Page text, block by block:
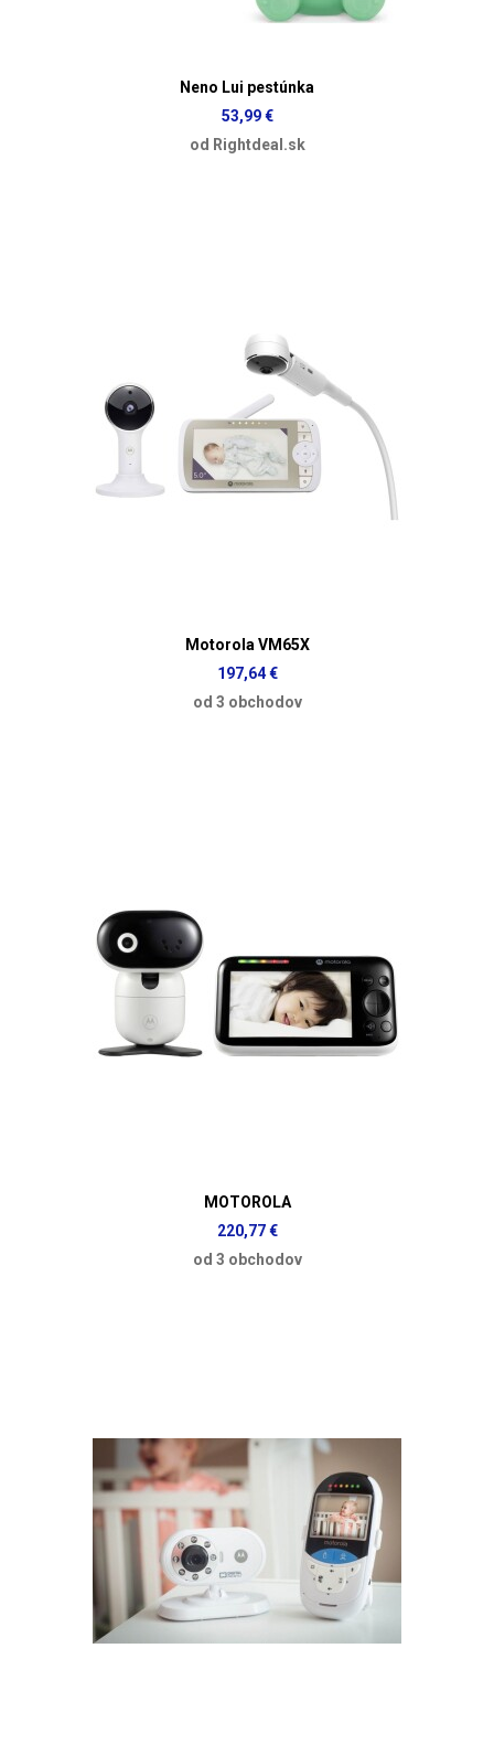
Neno Lui pestúnka
53,99 €
od Rightdeal.sk
Motorola VM65X
197,64 €
od 3 obchodov
MOTOROLA
220,77 €
od 3 obchodov